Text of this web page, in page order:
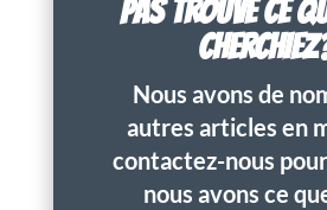
PAS TROUVÉ CE
Nous avons de
autres articles en
contactez-nous
nous avons ce